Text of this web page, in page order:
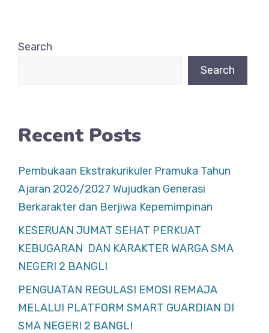
b
o
Search
Search
Recent Posts
Pembukaan Ekstrakurikuler Pramuka Tahun
Ajaran 2026/2027 Wujudkan Generasi
Berkarakter dan Berjiwa Kepemimpinan
KESERUAN JUMAT SEHAT PERKUAT
KEBUGARAN DAN KARAKTER WARGA SMA
NEGERI 2 BANGLI
PENGUATAN REGULASI EMOSI REMAJA
MELALUI PLATFORM SMART GUARDIAN DI
SMA NEGERI 2 BANGLI